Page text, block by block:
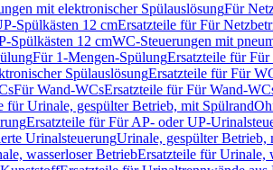
mit elektronischer SpülauslösungFür
Spülkästen 12 cmErsatzteile für Für
Spülkästen 12 cmWC-Steuerungen mit
Für 1-Mengen-SpülungErsatzteile für
SpülauslösungErsatzteile für Für
Für Wand-WCsErsatzteile für Für Wand-
für Urinale, gespülter Betrieb, mit Spülrand
Ersatzteile für Für AP- oder UP-
UrinalsteuerungUrinale, gespülter Betrieb,
wasserloser BetriebErsatzteile für Urinale,